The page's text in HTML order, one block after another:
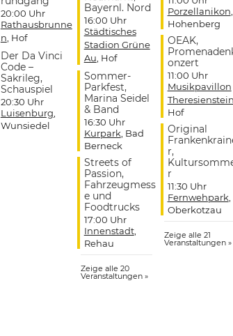
20:00 Uhr
Rathausbrunne
n, Hof
Der Da Vinci
Code –
Sakrileg,
Schauspiel
20:30 Uhr
Luisenburg,
Wunsiedel
Bayernl. Nord
16:00 Uhr
Städtisches
Stadion Grüne
Au, Hof
Sommer-
Parkfest,
Marina Seidel
& Band
16:30 Uhr
Kurpark, Bad
Berneck
Streets of
Passion,
Fahrzeugmess
e und
Foodtrucks
17:00 Uhr
Innenstadt,
Rehau
Zeige alle 20
Veranstaltungen »
Porzellanikon,
Hohenberg
OEAK,
onzert
11:00 Uhr
Musikpavillon
Hof
Original
r,
r
11:30 Uhr
Fernwehpark,
Oberkotzau
Zeige alle 21
Veranstaltungen »